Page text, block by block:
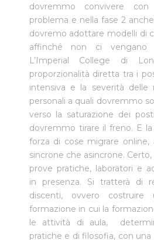
dovremmo convivere
problema e nella fase 2
dovremo adottare modelli di
affinché non ci vengano
L’Imperial College di
proporzionalità diretta tra i
intensiva e la severità delle
personali a quali dovremmo
verso la saturazione dei
dovremmo tirare il freno. E
forza di cose migrare online,
sincrone che asincrone.
prove pratiche, laboratori e
in presenza. Si tratterà di
discenti, ovvero
formazione in cui la
le attività di aula,
pratiche e di filosofia, con